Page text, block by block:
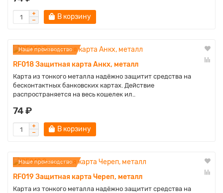
В корзину
Наше производство
RF018 Защитная карта Анкх, металл
Карта из тонкого металла надёжно защитит средства на
бесконтактных банковских картах. Действие
распространяется на весь кошелек ил..
74 ₽
В корзину
Наше производство
RF019 Защитная карта Череп, металл
Карта из тонкого металла надёжно защитит средства на